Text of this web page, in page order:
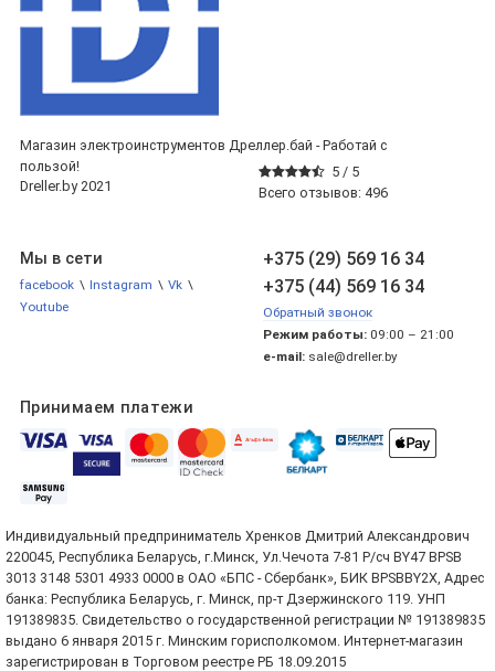
Магазин электроинструментов Дреллер.бай - Работай с
пользой!
5 / 5
Всего отзывов: 496
Dreller.by 2021
+375 (29) 569 16 34
+375 (44) 569 16 34
Обратный звонок
Режим работы: 09:00 – 21:00
e-mail: sale@dreller.by
Мы в сети
facebook \ Instagram \ Vk \
Youtube
Принимаем платежи
Индивидуальный предприниматель Хренков Дмитрий Александрович
220045, Республика Беларусь, г.Минск, Ул.Чечота 7-81 Р/сч BY47 BPSB
3013 3148 5301 4933 0000 в ОАО «БПС - Сбербанк», БИК BPSBBY2X, Адрес
банка: Республика Беларусь, г. Минск, пр-т Дзержинского 119. УНП
191389835. Свидетельство о государственной регистрации № 191389835
выдано 6 января 2015 г. Минским горисполкомом. Интернет-магазин
зарегистрирован в Торговом реестре РБ 18.09.2015